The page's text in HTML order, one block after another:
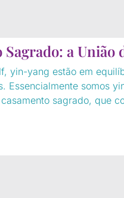
Sagrado: a
yin-yang estão em
Essencialmente somos
sagrado, que